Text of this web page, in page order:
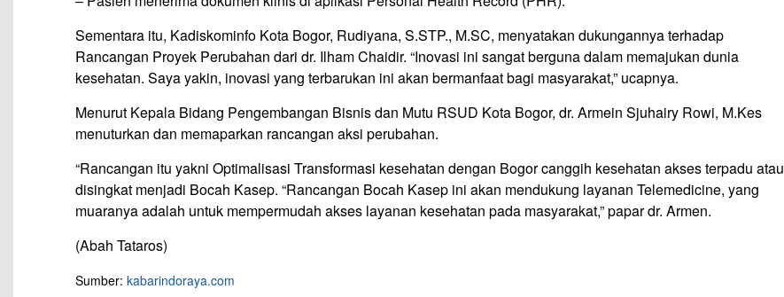
Sementara itu, Kadiskominfo Kota Bogor, Rudiyana, S.STP., M.SC, menyatakan dukungannya terhadap
Rancangan Proyek Perubahan dari dr. Ilham Chaidir. “Inovasi ini sangat berguna dalam memajukan dunia
kesehatan. Saya yakin, inovasi yang terbarukan ini akan bermanfaat bagi masyarakat,” ucapnya.
Menurut Kepala Bidang Pengembangan Bisnis dan Mutu RSUD Kota Bogor, dr. Armein Sjuhairy Rowi, M.Kes
menuturkan dan memaparkan rancangan aksi perubahan.
“Rancangan itu yakni Optimalisasi Transformasi kesehatan dengan Bogor canggih kesehatan akses terpadu atau
disingkat menjadi Bocah Kasep. “Rancangan Bocah Kasep ini akan mendukung layanan Telemedicine, yang
muaranya adalah untuk mempermudah akses layanan kesehatan pada masyarakat,” papar dr. Armen.
(Abah Tataros)
Sumber: kabarindoraya.com